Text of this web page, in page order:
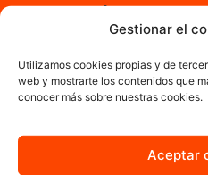
Gestionar el
Utilizamos cookies propias y de
web y mostrarte los contenidos que
conocer más sobre nuestras cookies.
Aceptar
¿Necesitas un
impresión
Ciempozuelos?
accesibles sin comprometer la
garantiza que cada proyecto se